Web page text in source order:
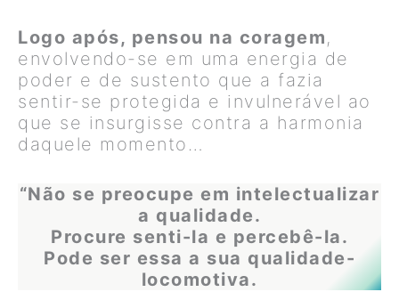
Logo após, pensou na coragem,
envolvendo-se em uma energia de
poder e de sustento que a fazia
sentir-se protegida e invulnerável ao
que se insurgisse contra a harmonia
daquele momento…
“Não se preocupe em intelectualizar
a qualidade.
Procure senti-la e percebê-la.
Pode ser essa a sua qualidade-
locomotiva.